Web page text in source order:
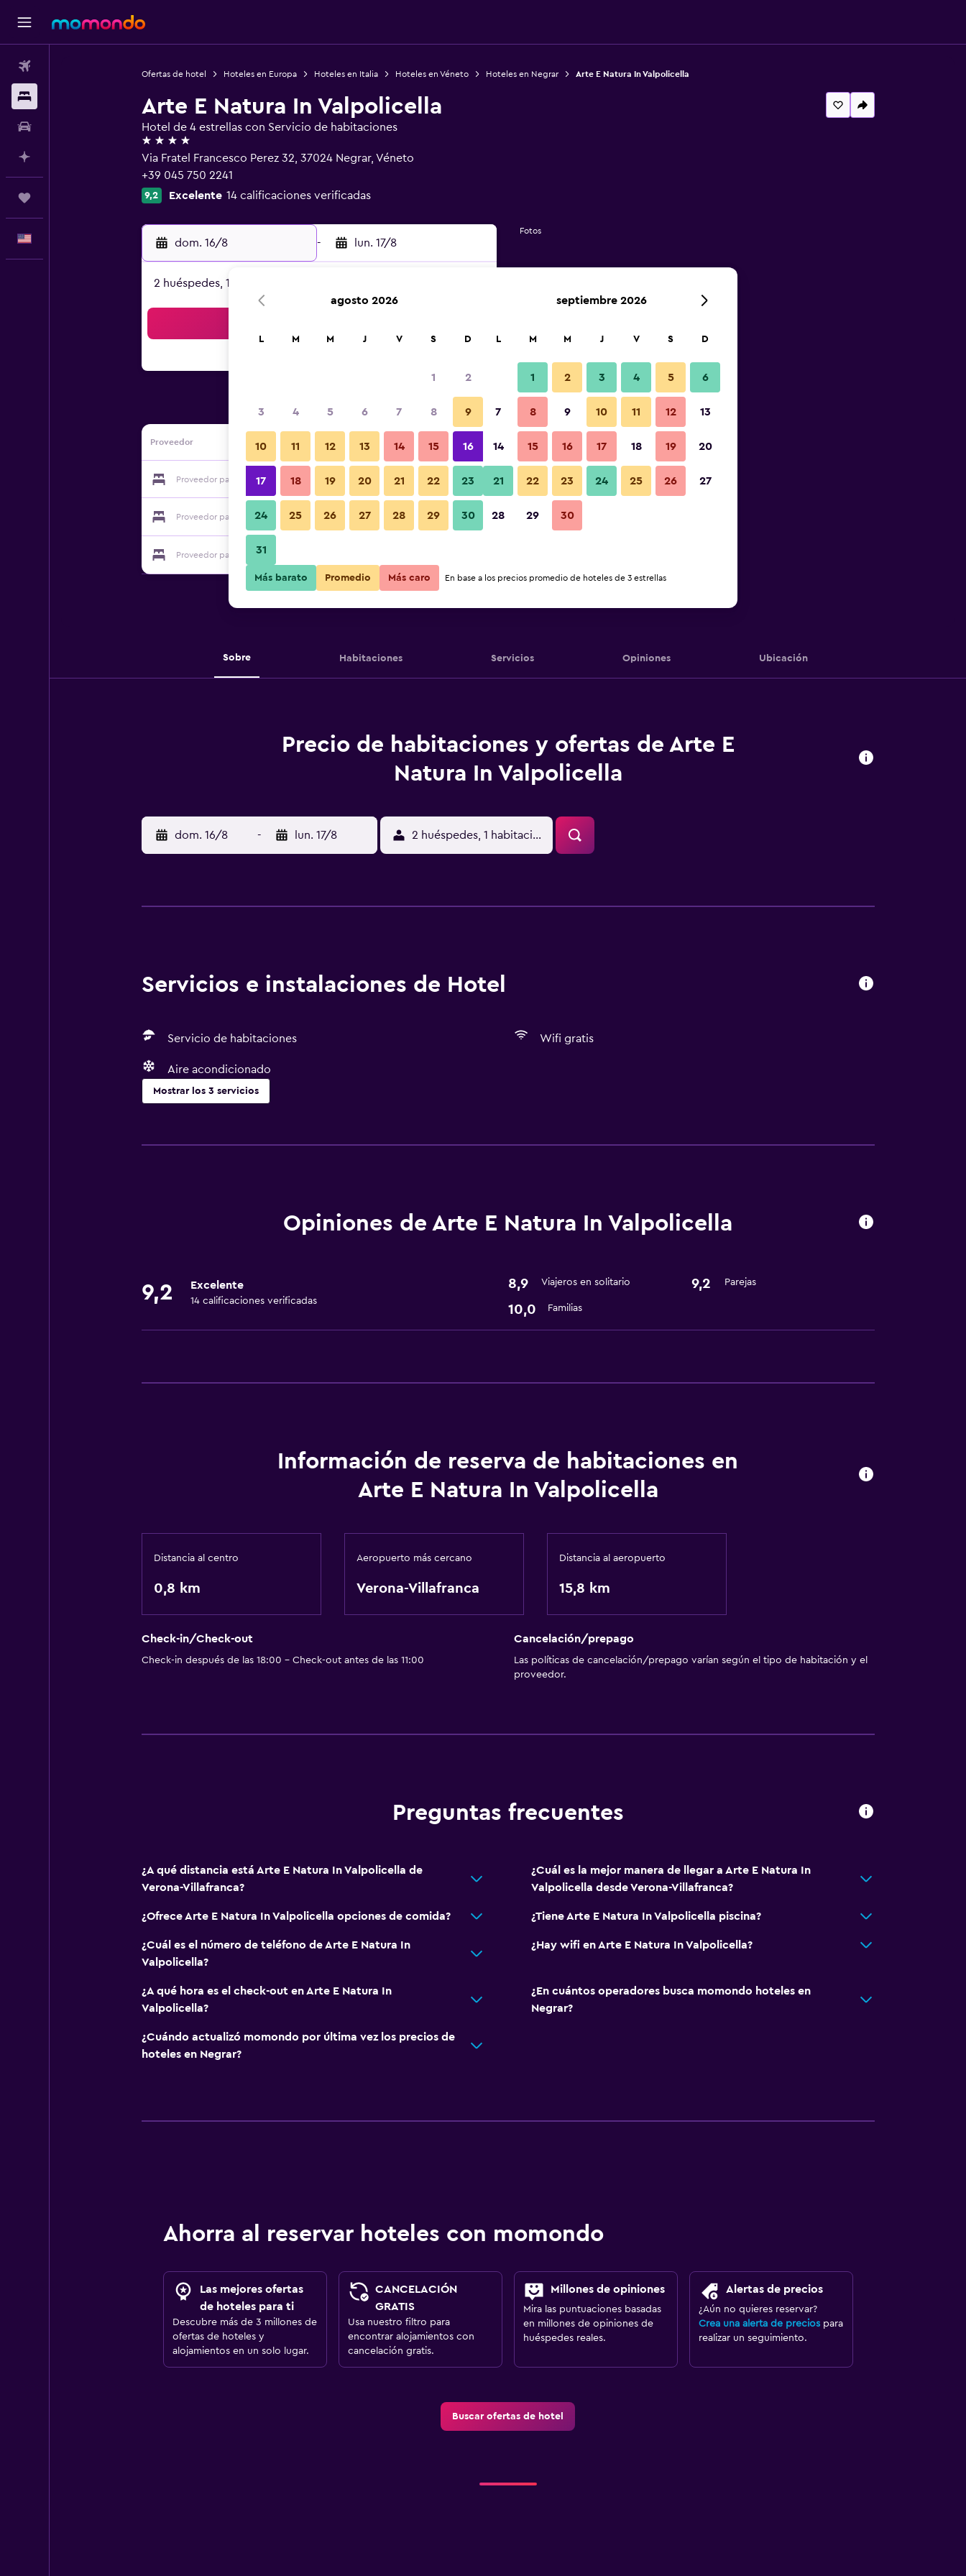
Ofertas de hotel Hoteles en Europa Hoteles en Italia Hoteles en Véneto Hoteles en Negrar Arte E Natura In Valpolicella
Arte E Natura In Valpolicella
Hotel de 4 estrellas con Servicio de habitaciones
4 estrellas
Via Fratel Francesco Perez 32, 37024 Negrar, Véneto
+39 045 750 2241
9,2 Excelente 14 calificaciones verificadas
dom. 16/8 - lun. 17/8
2 huéspedes, 1 habitación
Proveedor
Proveedor para Arte E Natura In Valpolicella Ver precios
Proveedor para Arte E Natura In Valpolicella Ver precios
Proveedor para Arte E Natura In Valpolicella
Fotos
Sobre Habitaciones Servicios Opiniones Ubicación
Precio de habitaciones y ofertas de Arte E
Natura In Valpolicella
dom. 16/8 - lun. 17/8 2 huéspedes, 1 habitación
Servicios e instalaciones de Hotel
Servicio de habitaciones Wifi gratis
Aire acondicionado
Mostrar los 3 servicios
Wifi gratis
Servicio de habitaciones
Opiniones de Arte E Natura In Valpolicella
9,2 Excelente
14 calificaciones verificadas
8,9 Viajeros en solitario 9,2 Parejas
10,0 Familias
Información de reserva de habitaciones en
Arte E Natura In Valpolicella
Distancia al centro
0,8 km
Aeropuerto más cercano
Verona-Villafranca
Distancia al aeropuerto
15,8 km
Check-in/Check-out
Check-in después de las 18:00 - Check-out antes de las 11:00
Cancelación/prepago
Las políticas de cancelación/prepago varían según el tipo de habitación y el
proveedor.
Preguntas frecuentes
¿A qué distancia está Arte E Natura In Valpolicella de
Verona-Villafranca?
¿Cuál es la mejor manera de llegar a Arte E Natura In
Valpolicella desde Verona-Villafranca?
¿Ofrece Arte E Natura In Valpolicella opciones de comida? ¿Tiene Arte E Natura In Valpolicella piscina?
¿Cuál es el número de teléfono de Arte E Natura In
Valpolicella?
¿Hay wifi en Arte E Natura In Valpolicella?
¿A qué hora es el check-out en Arte E Natura In
Valpolicella?
¿En cuántos operadores busca momondo hoteles en
Negrar?
¿Cuándo actualizó momondo por última vez los precios de
hoteles en Negrar?
Ahorra al reservar hoteles con momondo
Las mejores ofertas
de hoteles para ti
Descubre más de 3 millones de
ofertas de hoteles y
alojamientos en un solo lugar.
CANCELACIÓN
GRATIS
Usa nuestro filtro para
encontrar alojamientos con
cancelación gratis.
Millones de opiniones
Mira las puntuaciones basadas
en millones de opiniones de
huéspedes reales.
Alertas de precios
¿Aún no quieres reservar?
Crea una alerta de preciospara
realizar un seguimiento.
Buscar ofertas de hotel
agosto 2026
L M M J V S D
1 2
3 4 5 6 7 8 9
10 11 12 13 14 15 16
17 18 19 20 21 22 23
24 25 26 27 28 29 30
31
septiembre 2026
L M M J V S D
1 2 3 4 5 6
7 8 9 10 11 12 13
14 15 16 17 18 19 20
21 22 23 24 25 26 27
28 29 30
Más barato Promedio Más caro En base a los precios promedio de hoteles de 3 estrellas